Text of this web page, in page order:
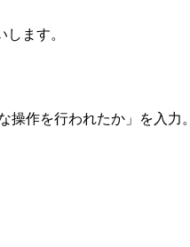
ます。
作を行われたか」を入力。